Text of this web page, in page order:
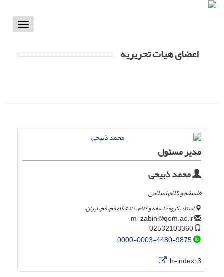
Toggle
اعضای هیات تحریریه
مدیر مسئول
محمد ذبیحی
فلسفه و کلام اسلامی
استاد، گروه فلسفه و کلام ،دانشگاه قم، قم، ایران.
qom.ac.ir
0000-0003-4480-9875
h-index:3